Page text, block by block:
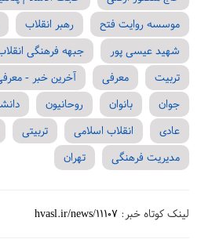
موسسه روایت فتح
رهبر انقلاب
شهید عیسی پور
جبهه فرهنگی
تربیت
معرفی آخرین خبر -
جوان
بانوان روحانیون
عادی
انقلاب اسلامی تربیتی
مدیریت فرهنگی
تهران
لینک کوتاه خبر: hvasl.ir/news/11107